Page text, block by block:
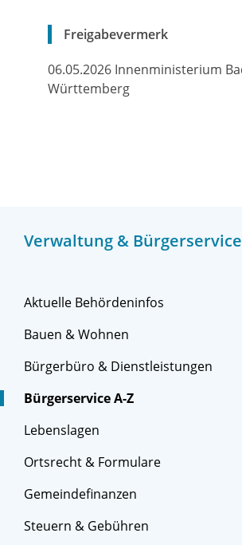
Verwaltung & Bürgerservice
Aktuelle Behördeninfos
Bauen & Wohnen
Bürgerbüro & Dienstleistungen
Bürgerservice A-Z
Lebenslagen
Ortsrecht & Formulare
Gemeindefinanzen
Steuern & Gebühren
Freigabevermerk
06.05.2026 Innenministerium
Württemberg